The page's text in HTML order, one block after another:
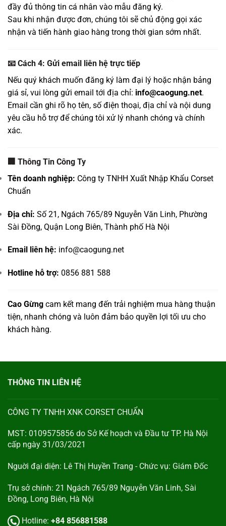
đầy đủ thông tin cá nhân vào mẫu đăng ký.
Sau khi nhận được đơn, chúng tôi sẽ chủ động gọi xác
nhận và tiến hành giao hàng trong thời gian sớm nhất.
📧 Cách 4: Gửi email liên hệ trực tiếp
Nếu quý khách muốn đăng ký làm đại lý hoặc nhận bảng
giá sỉ, vui lòng gửi email tới địa chỉ: info@caogung.net.
Email cần ghi rõ họ tên, số điện thoại, địa chỉ và nội dung
yêu cầu hỗ trợ để chúng tôi xử lý nhanh chóng và chính
xác.
🏢 Thông Tin Công Ty
Tên doanh nghiệp: Công ty TNHH Xuất Nhập Khẩu Corset
Chuẩn
Địa chỉ: Số 21, Ngách 765/89 Nguyễn Văn Linh, Phường
Sài Đồng, Quận Long Biên, Thành phố Hà Nội
Email liên hệ: info@caogung.net
Hotline hỗ trợ: 0856 881 588
Cao Gừng cam kết mang đến trải nghiệm mua hàng thuận
tiện, nhanh chóng và luôn đảm bảo quyền lợi tối ưu cho
khách hàng.
THÔNG TIN LIÊN HỆ
CÔNG TY TNHH XNK CORSET CHUẨN
MST: 0109575856 do Sở Kế hoạch và Đầu tư TP. Hà Nội
cấp ngày 31/03/2021
Nguời đại diện: Lê Thị Huyền Trang - Chức vụ: Giám Đốc
Trụ sở chính: 21 Ngách 765/89 Nguyễn Văn Linh, Sài
Đồng, Long Biên, Hà Nội
Hotline: +84 856881588